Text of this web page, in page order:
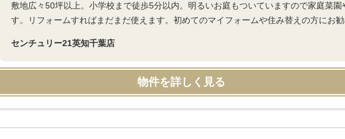
敷地広々50坪以上。小学校まで徒歩5分以内。明るいお庭もついていますので家庭菜園
す。リフォームすればまだまだ使えます。初めてのマイフォームや住み替えの方にお勧
センチュリー21英知千葉店
物件を詳しく見る